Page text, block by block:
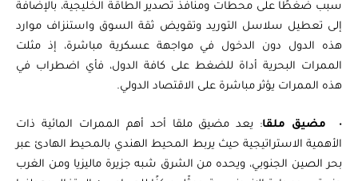
سبب ضغطًا على محطات ومنافذ تصدير الطاقة الخليجية، بالإضافة
إلى تعطيل سلاسل التوريد وتقويض ثقة السوق واستنزاف موارد
هذه الدول دون الدخول في مواجهة عسكرية مباشرة، إذ مثلت
الممرات البحرية أداة للضغط على كافة الدول، فأي اضطراب في
هذه الممرات يؤثر مباشرة على الاقتصاد الدولي.
• مضيق ملقا: يعد مضيق ملقا أحد أهم الممرات المائية ذات
الأهمية الاستراتيجية حيث يربط المحيط الهندي بالمحيط الهادئ عبر
بحر الصين الجنوبي، ويحده من الشرق شبه جزيرة ماليزيا ومن الغرب